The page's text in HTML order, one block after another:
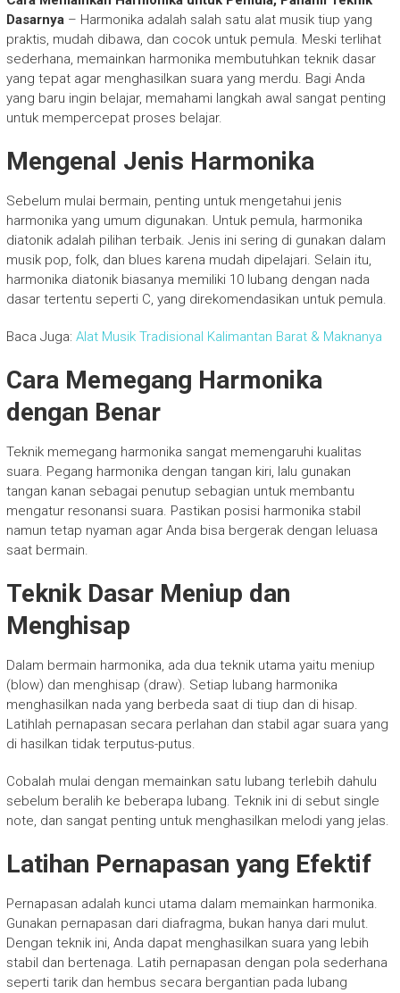
Dasarnya– Harmonika adalah salah satu alat musik tiup yang
praktis, mudah dibawa, dan cocok untuk pemula. Meski terlihat
sederhana, memainkan harmonika membutuhkan teknik dasar
yang tepat agar menghasilkan suara yang merdu. Bagi Anda
yang baru ingin belajar, memahami langkah awal sangat penting
untuk mempercepat proses belajar.
Mengenal Jenis Harmonika
Sebelum mulai bermain, penting untuk mengetahui jenis
harmonika yang umum digunakan. Untuk pemula, harmonika
diatonik adalah pilihan terbaik. Jenis ini sering di gunakan dalam
musik pop, folk, dan blues karena mudah dipelajari. Selain itu,
harmonika diatonik biasanya memiliki 10 lubang dengan nada
dasar tertentu seperti C, yang direkomendasikan untuk pemula.
Baca Juga: Alat Musik Tradisional Kalimantan Barat & Maknanya
Cara Memegang Harmonika
dengan Benar
Teknik memegang harmonika sangat memengaruhi kualitas
suara. Pegang harmonika dengan tangan kiri, lalu gunakan
tangan kanan sebagai penutup sebagian untuk membantu
mengatur resonansi suara. Pastikan posisi harmonika stabil
namun tetap nyaman agar Anda bisa bergerak dengan leluasa
saat bermain.
Teknik Dasar Meniup dan
Menghisap
Dalam bermain harmonika, ada dua teknik utama yaitu meniup
(blow) dan menghisap (draw). Setiap lubang harmonika
menghasilkan nada yang berbeda saat di tiup dan di hisap.
Latihlah pernapasan secara perlahan dan stabil agar suara yang
di hasilkan tidak terputus-putus.
Cobalah mulai dengan memainkan satu lubang terlebih dahulu
sebelum beralih ke beberapa lubang. Teknik ini di sebut single
note, dan sangat penting untuk menghasilkan melodi yang jelas.
Latihan Pernapasan yang Efektif
Pernapasan adalah kunci utama dalam memainkan harmonika.
Gunakan pernapasan dari diafragma, bukan hanya dari mulut.
Dengan teknik ini, Anda dapat menghasilkan suara yang lebih
stabil dan bertenaga. Latih pernapasan dengan pola sederhana
seperti tarik dan hembus secara bergantian pada lubang